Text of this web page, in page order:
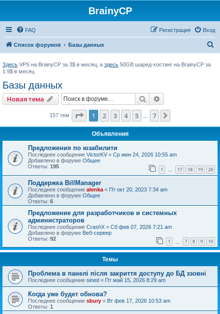
BrainyCP
FAQ Вход
Регистрация
Список форумов Базы данных
Здесь VPS на BrainyCP за 3$ в месяц, а здесь 50GB шаред-хостинг на BrainyCP за
1.9$ в месяц
Базы данных
Новая тема Поиск
157 тем Страница из
1 2 3 4 5 7
Объявления
Предложения по юзабилити
Последнее сообщение VictorKV « Ср июн 24, 2026 10:55 am
Добавлено в форуме Общее
Ответы: 195 1 … 17 18 19 20
Поддержка BillManager
Последнее сообщение alenka « Пт окт 20, 2023 7:34 am
Добавлено в форуме Общее
Ответы: 6
Предложение для разработчиков и системных
администраторов
Последнее сообщение CrashX « Сб фев 07, 2026 7:21 am
Добавлено в форуме Веб-сервер
Ответы: 92 1 7 8 9 10
Темы
Проблема в панелі після закриття доступу до БД ззовні
Последнее сообщение sined « Пт май 15, 2026 8:29 am
Когда уже будет обнова?
Последнее сообщение sbury « Вт фев 17, 2026 10:53 am
Ответы: 1